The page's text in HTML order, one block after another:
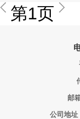
第1页
邮
公司地址